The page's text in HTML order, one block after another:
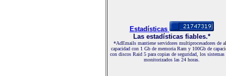
Estadísticas
Las estadísticas fiables.*
*AdEmails mantiene servidores multiprocesadores de
capacidad con 1 Gb de memoria Ram y 100Gb de
con discos Raid 5 para copias de seguridad, los sistemas
monitorizados las 24 horas.